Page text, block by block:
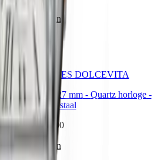
Nu kopen
LONGINES DOLCEVITA
17.70 X 27 mm- Quartz horloge-
Roestvrij staal
€ 2.950,00
Nu kopen